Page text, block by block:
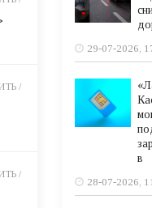
/
/
29-07-2026,
в
28-07-2026,